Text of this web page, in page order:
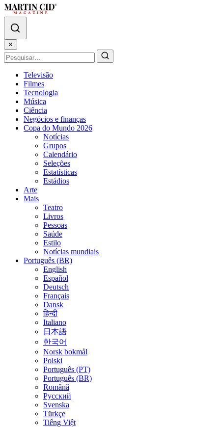
✕
Televisão
Filmes
Tecnologia
Música
Ciência
Negócios e finanças
Copa do Mundo 2026
Notícias
Grupos
Calendário
Seleções
Estatísticas
Estádios
Arte
Mais
Teatro
Livros
Pessoas
Saúde
Estilo
Notícias mundiais
Português (BR)
English
Español
Deutsch
Français
Dansk
हिन्दी
Italiano
日本語
한국어
Norsk bokmål
Polski
Português (PT)
Português (BR)
Română
Русский
Svenska
Türkçe
Tiếng Việt